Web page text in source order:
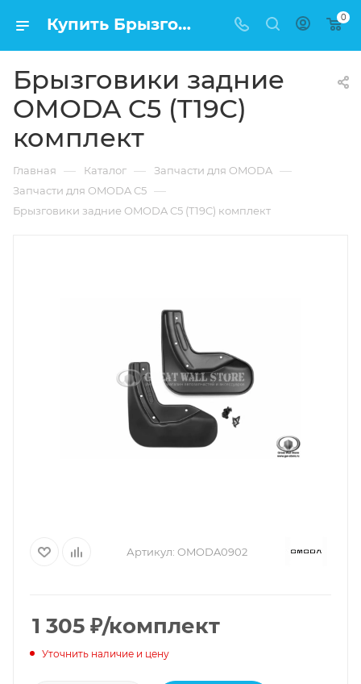
Купить Брызговики задние OMODA C5 (T19C) комплект в Москве по низкой цене 0
Брызговики задние
OMODA C5 (T19C)
комплект
Главная — Каталог — Запчасти для OMODA —
Запчасти для OMODA C5 —
Брызговики задние OMODA C5 (T19C) комплект
Артикул: OMODA0902
1 305 ₽/комплект
Уточнить наличие и цену